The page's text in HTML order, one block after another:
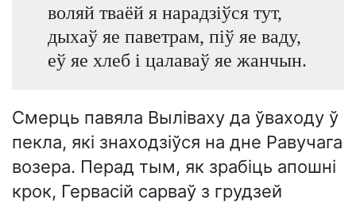
воляй тваёй я нарадзіўся тут,
дыхаў яе паветрам, піў яе ваду,
еў яе хлеб і цалаваў яе жанчын.
Смерць павяла Выліваху да ўваходу ў
пекла, які знаходзіўся на дне Равучага
возера. Перад тым, як зрабіць апошні
крок, Гервасій сарваў з грудзей